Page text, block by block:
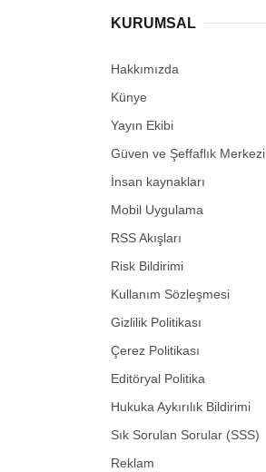
KURUMSAL
Hakkımızda
Künye
Yayın Ekibi
Güven ve Şeffaflık Merkezi
İnsan kaynakları
Mobil Uygulama
RSS Akışları
Risk Bildirimi
Kullanım Sözleşmesi
Gizlilik Politikası
Çerez Politikası
Editöryal Politika
Hukuka Aykırılık Bildirimi
Sık Sorulan Sorular (SSS)
Reklam